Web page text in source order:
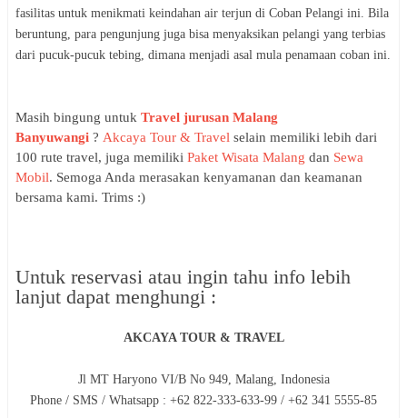
fasilitas untuk menikmati keindahan air terjun di Coban Pelangi ini. Bila
beruntung, para pengunjung juga bisa menyaksikan pelangi yang terbias
dari pucuk-pucuk tebing, dimana menjadi asal mula penamaan coban ini.
Masih bingung untuk Travel jurusan Malang
Banyuwangi ? Akcaya Tour & Travel selain memiliki lebih dari
100 rute travel, juga memiliki Paket Wisata Malang dan Sewa
Mobil. Semoga Anda merasakan kenyamanan dan keamanan
bersama kami. Trims :)
Untuk reservasi atau ingin tahu info lebih
lanjut dapat menghungi :
AKCAYA TOUR & TRAVEL
Jl MT Haryono VI/B No 949, Malang, Indonesia
Phone / SMS / Whatsapp : +62 822-333-633-99 / +62 341 5555-85